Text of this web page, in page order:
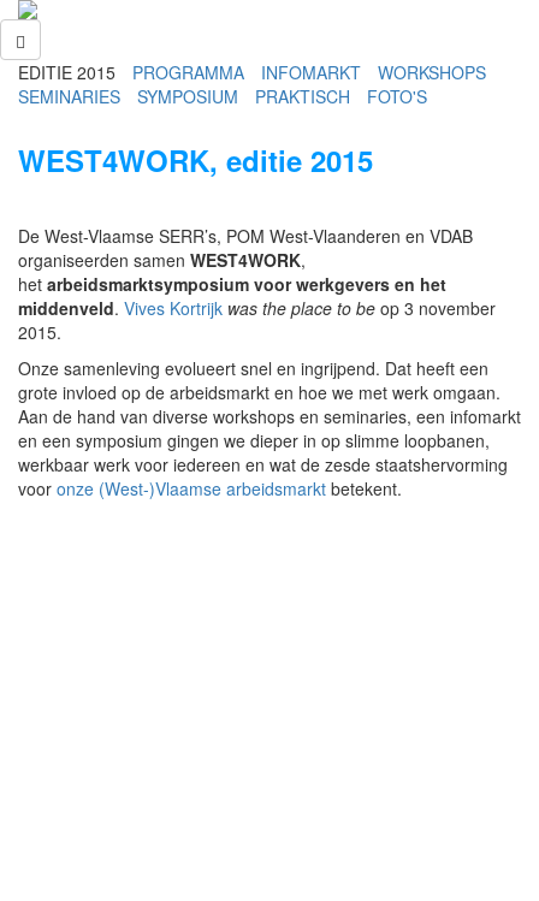
EDITIE 2015 PROGRAMMA INFOMARKT
WORKSHOPS
SEMINARIES
SYMPOSIUM PRAKTISCH FOTO'S
WEST4WORK, editie 2015
De West-Vlaamse SERR’s, POM West-Vlaanderen en VDAB
organiseerden samen WEST4WORK,
het arbeidsmarktsymposium voor werkgevers en het
middenveld. Vives Kortrijk was the place to be op 3 november
2015.
Onze samenleving evolueert snel en ingrijpend. Dat heeft een
grote invloed op de arbeidsmarkt en hoe we met werk omgaan.
Aan de hand van diverse workshops en seminaries, een infomarkt
en een symposium gingen we dieper in op slimme loopbanen,
werkbaar werk voor iedereen en wat de zesde staatshervorming
voor onze (West-)Vlaamse arbeidsmarkt betekent.